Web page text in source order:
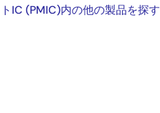
IC (PMIC)内の他の製品を探す